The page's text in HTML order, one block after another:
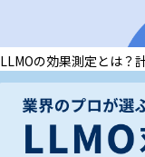
LLMOの効果測定とは？